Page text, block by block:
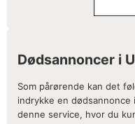
Dødsannoncer i
Som pårørende kan det
indrykke en
denne service, hvor du